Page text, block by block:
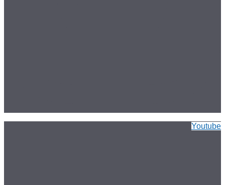
Youtube